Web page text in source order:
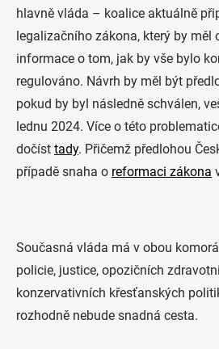
hlavně vláda – koalice aktuálně
legalizačního zákona, který by měl
informace o tom, jak by vše bylo
regulováno. Návrh by měl být
pokud by byl následně schválen,
lednu 2024. Více o této
dočíst tady. Přičemž předlohou
případě snaha o reformaci zákona
Současná vláda má v obou
policie, justice, opozičních
konzervativních křesťanských
rozhodně nebude snadná cesta.